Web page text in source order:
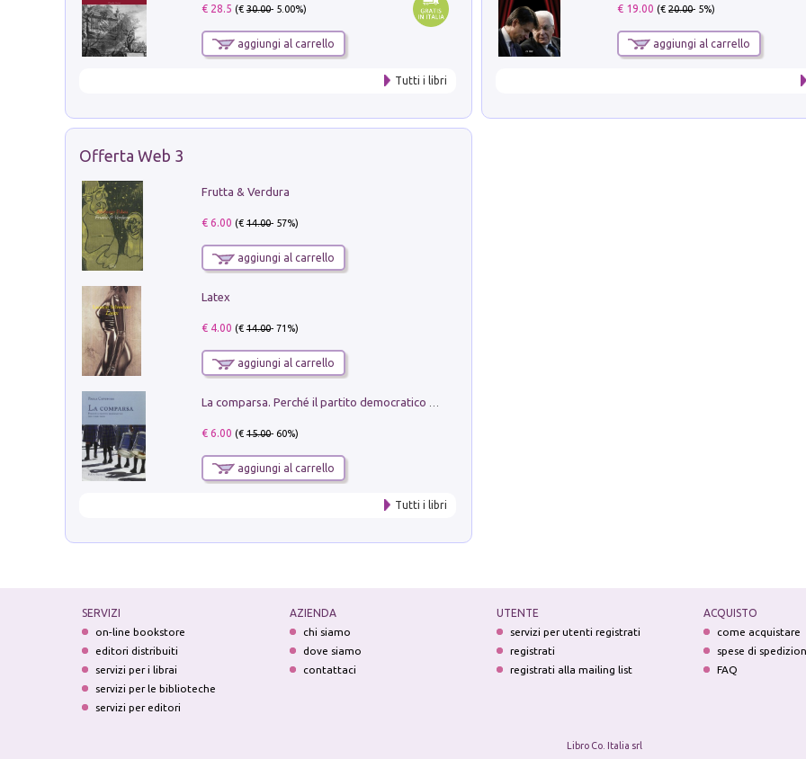
€ 28.5 (€30.00- 5.00%)
aggiungi al carrello
Tutti i libri
€ 19.00 (€20.00- 5%)
aggiungi al carrello
Offerta Web 3
Frutta & Verdura
€ 6.00 (€14.00- 57%)
aggiungi al carrello
Latex
€ 4.00 (€14.00- 71%)
aggiungi al carrello
€ 6.00 (€15.00- 60%)
aggiungi al carrello
Tutti i libri
SERVIZI
on-line bookstore
editori distribuiti
servizi per i librai
servizi per le biblioteche
servizi per editori
AZIENDA
chi siamo
dove siamo
contattaci
UTENTE
servizi per utenti registrati
registrati
registrati alla mailing list
ACQUISTO
come acquistare
spese di
FAQ
Libro Co. Italia srl